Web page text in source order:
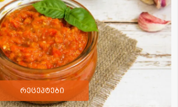
რეცეპტები